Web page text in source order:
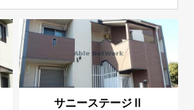
サニーステージⅡ